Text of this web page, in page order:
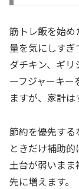
筋トレ飯を始
量を気にしすぎ
ダチキン、ギ
ーフジャーキ
ますが、家計は
節約を優先す
ときだけ補助
土台が弱いま
先に増えます。